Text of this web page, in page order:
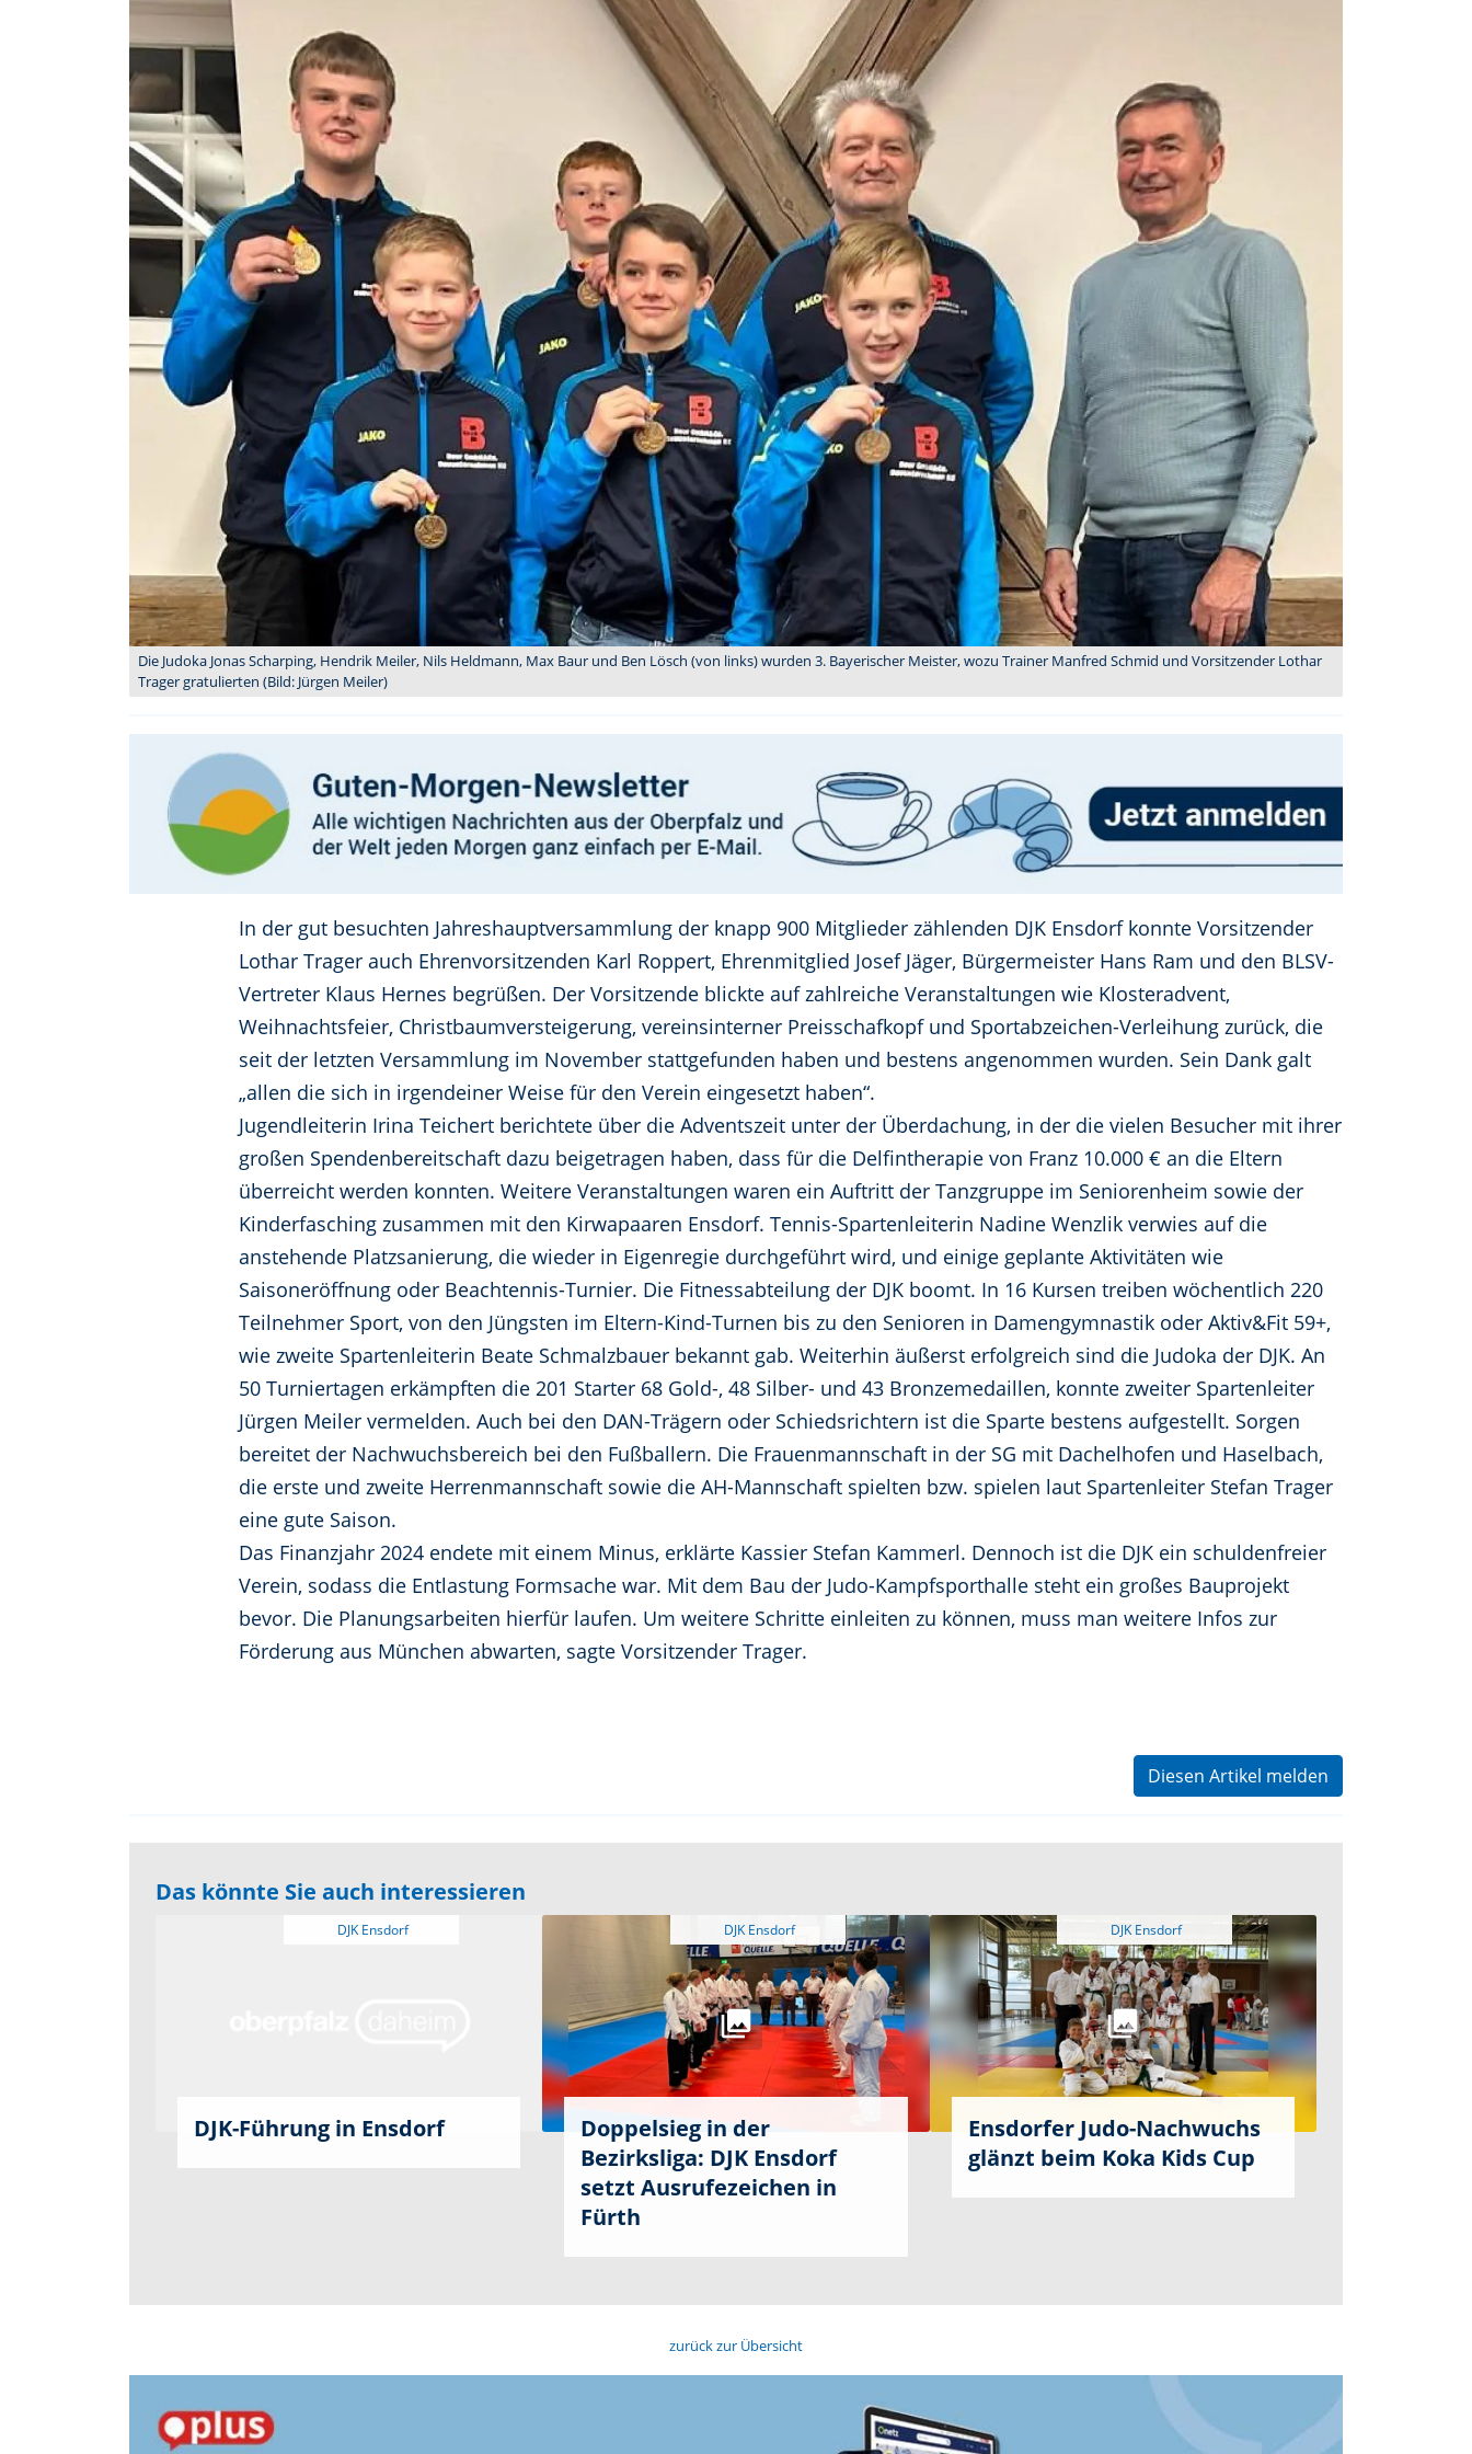
Die Judoka Jonas Scharping, Hendrik Meiler, Nils Heldmann, Max Baur und Ben Lösch (von links) wurden 3. Bayerischer Meister, wozu Trainer Manfred Schmid und Vorsitzender Lothar
Trager gratulierten (Bild: Jürgen Meiler)
In der gut besuchten Jahreshauptversammlung der knapp 900 Mitglieder zählenden DJK Ensdorf konnte Vorsitzender
Lothar Trager auch Ehrenvorsitzenden Karl Roppert, Ehrenmitglied Josef Jäger, Bürgermeister Hans Ram und den BLSV-
Vertreter Klaus Hernes begrüßen. Der Vorsitzende blickte auf zahlreiche Veranstaltungen wie Klosteradvent,
Weihnachtsfeier, Christbaumversteigerung, vereinsinterner Preisschafkopf und Sportabzeichen-Verleihung zurück, die
seit der letzten Versammlung im November stattgefunden haben und bestens angenommen wurden. Sein Dank galt
„allen die sich in irgendeiner Weise für den Verein eingesetzt haben“.
Jugendleiterin Irina Teichert berichtete über die Adventszeit unter der Überdachung, in der die vielen Besucher mit ihrer
großen Spendenbereitschaft dazu beigetragen haben, dass für die Delfintherapie von Franz 10.000 € an die Eltern
überreicht werden konnten. Weitere Veranstaltungen waren ein Auftritt der Tanzgruppe im Seniorenheim sowie der
Kinderfasching zusammen mit den Kirwapaaren Ensdorf. Tennis-Spartenleiterin Nadine Wenzlik verwies auf die
anstehende Platzsanierung, die wieder in Eigenregie durchgeführt wird, und einige geplante Aktivitäten wie
Saisoneröffnung oder Beachtennis-Turnier. Die Fitnessabteilung der DJK boomt. In 16 Kursen treiben wöchentlich 220
Teilnehmer Sport, von den Jüngsten im Eltern-Kind-Turnen bis zu den Senioren in Damengymnastik oder Aktiv&Fit 59+,
wie zweite Spartenleiterin Beate Schmalzbauer bekannt gab. Weiterhin äußerst erfolgreich sind die Judoka der DJK. An
50 Turniertagen erkämpften die 201 Starter 68 Gold-, 48 Silber- und 43 Bronzemedaillen, konnte zweiter Spartenleiter
Jürgen Meiler vermelden. Auch bei den DAN-Trägern oder Schiedsrichtern ist die Sparte bestens aufgestellt. Sorgen
bereitet der Nachwuchsbereich bei den Fußballern. Die Frauenmannschaft in der SG mit Dachelhofen und Haselbach,
die erste und zweite Herrenmannschaft sowie die AH-Mannschaft spielten bzw. spielen laut Spartenleiter Stefan Trager
eine gute Saison.
Das Finanzjahr 2024 endete mit einem Minus, erklärte Kassier Stefan Kammerl. Dennoch ist die DJK ein schuldenfreier
Verein, sodass die Entlastung Formsache war. Mit dem Bau der Judo-Kampfsporthalle steht ein großes Bauprojekt
bevor. Die Planungsarbeiten hierfür laufen. Um weitere Schritte einleiten zu können, muss man weitere Infos zur
Förderung aus München abwarten, sagte Vorsitzender Trager.
Diesen Artikel melden
Das könnte Sie auch interessieren
DJK Ensdorf
DJK-Führung in Ensdorf
DJK Ensdorf
Doppelsieg in der
Bezirksliga: DJK Ensdorf
setzt Ausrufezeichen in
Fürth
DJK Ensdorf
Ensdorfer Judo-Nachwuchs
glänzt beim Koka Kids Cup
zurück zur Übersicht